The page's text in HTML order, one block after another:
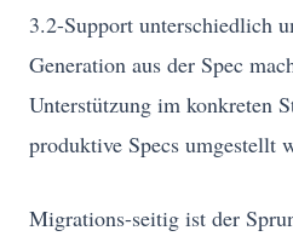
3.2-Support unterschiedlich
Generation aus der Spec
Unterstützung im konkreten
produktive Specs umgestellt
Migrations-seitig ist der